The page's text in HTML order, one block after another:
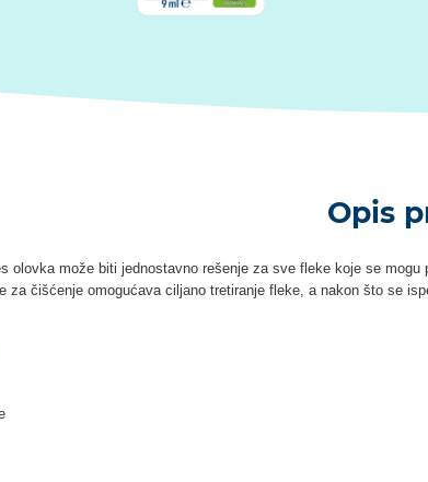
Opis
olovka može biti jednostavno rešenje za sve fleke koje se
za čišćenje omogućava ciljano tretiranje fleke, a nakon što se